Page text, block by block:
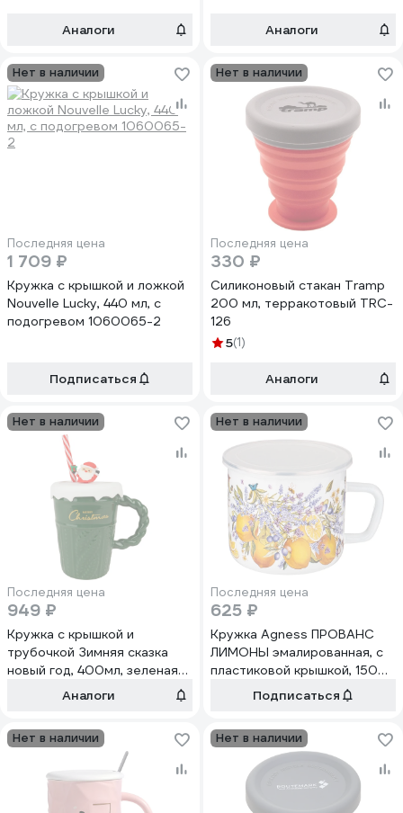
Аналоги Аналоги
Нет в наличии
Последняя цена
1 709 ₽
Кружка с крышкой и ложкой
Nouvelle Lucky, 440 мл, с
подогревом 1060065-2
Подписаться
Нет в наличии
Последняя цена
330 ₽
Силиконовый стакан Tramp
200 мл, терракотовый TRC-
126
5(1)
Аналоги
Нет в наличии
Последняя цена
949 ₽
Кружка с крышкой и
трубочкой Зимняя сказка
новый год, 400мл, зеленая
680093-3Аналоги
Нет в наличии
Последняя цена
625 ₽
Кружка Agness ПРОВАНС
ЛИМОНЫ эмалированная, с
пластиковой крышкой, 1500
мл, 14х12 см 935-043
Подписаться
Нет в наличии Нет в наличии